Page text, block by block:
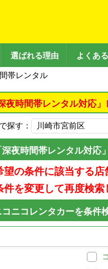
選ばれる理由 よくあ
帯レンタル
夜時間帯レンタル対応」
探す：
夜時間帯レンタル対応
望の条件に該当する店
件を変更して再度検索
ニコレンタカーを条件